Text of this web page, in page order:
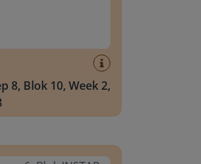
8, Blok 10, Week 2,